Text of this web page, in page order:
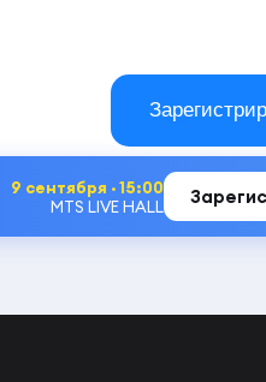
9 сентября · 15:00
MTS LIVE HALL